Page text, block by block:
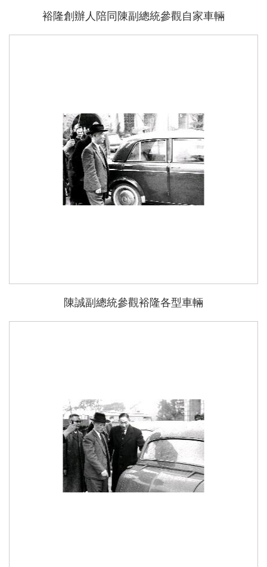
裕隆創辦人陪同陳副總統參觀自家車輛
陳誠副總統參觀裕隆各型車輛